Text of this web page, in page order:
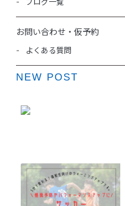
お問い合わせ・仮予約
よくある質問
NEW POST